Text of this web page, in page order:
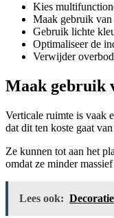
Kies
Maak gebruik van
Gebruik lichte
Optimaliseer de
Verwijder
Maak gebruik
Verticale ruimte is vaak
dat dit ten koste gaat
Ze kunnen tot aan het
omdat ze minder
Lees ook: